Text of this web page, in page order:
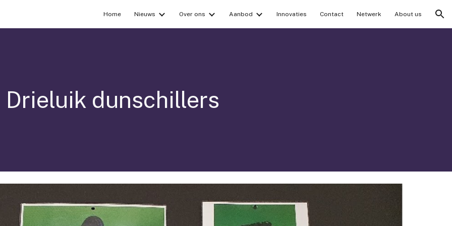
Skip to navigation
Home Nieuws Over ons Aanbod Innovaties Contact Netwerk About us
Drieluik dunschillers